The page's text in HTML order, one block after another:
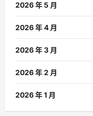
2026 年 5 月
2026 年 4 月
2026 年 3 月
2026 年 2 月
2026 年 1 月